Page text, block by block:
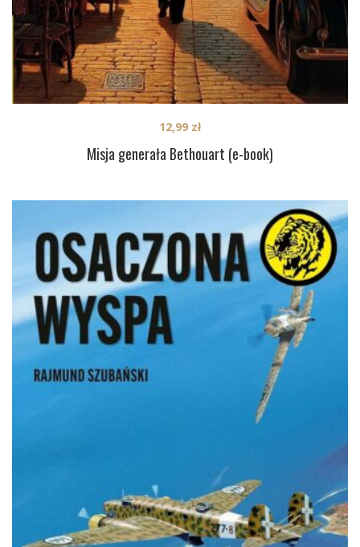
Misja generała Bethouart (e-book)
12,99 zł